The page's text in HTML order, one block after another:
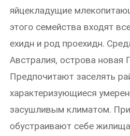
яйцекладущие
этого семейства входят
ехидн и род проехидн.
Австралия, острова новая
Предпочитают заселять
характеризующиеся
засушливым климатом.
обустраивают себе